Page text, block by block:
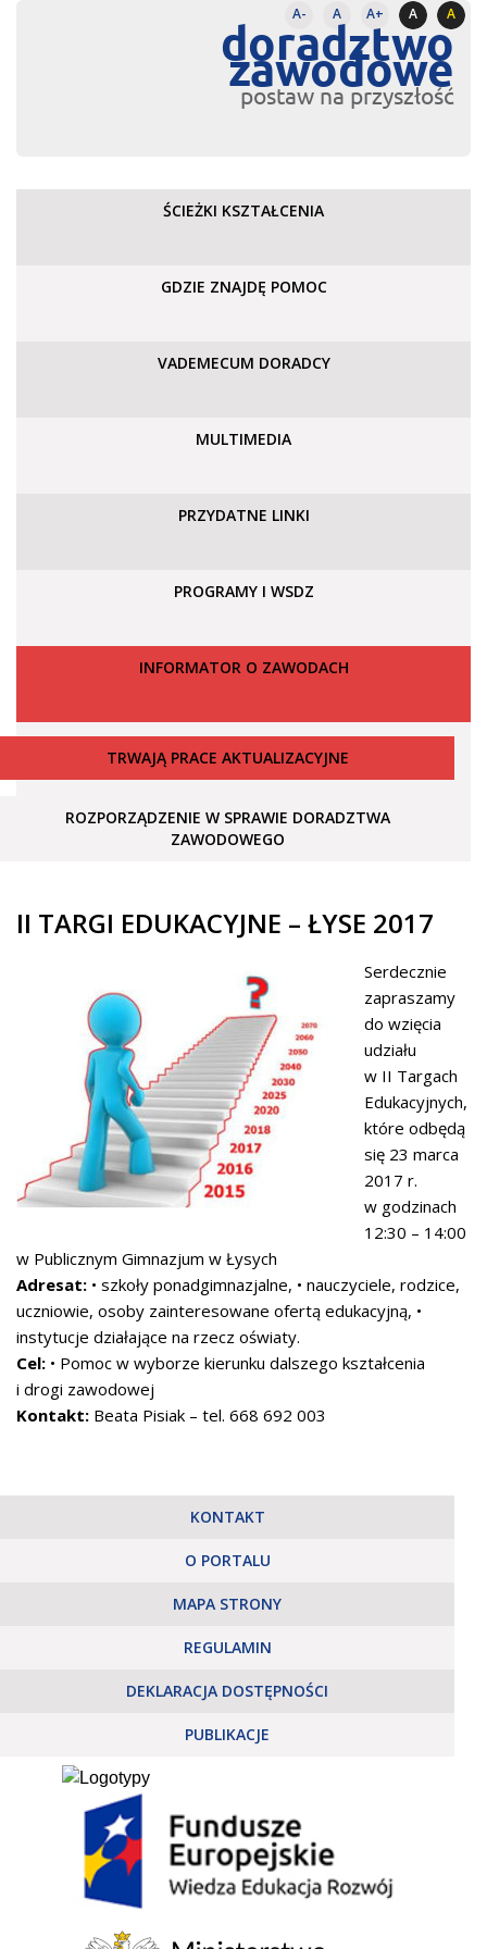
A- A A+ A A
doradztwo
zawodowe
postaw na przyszłość
ŚCIEŻKI KSZTAŁCENIA
GDZIE ZNAJDĘ POMOC
VADEMECUM DORADCY
MULTIMEDIA
PRZYDATNE LINKI
PROGRAMY I WSDZ
INFORMATOR O ZAWODACH
TRWAJĄ PRACE AKTUALIZACYJNE
ROZPORZĄDZENIE W SPRAWIE DORADZTWA
ZAWODOWEGO
II TARGI EDUKACYJNE – ŁYSE 2017
Serdecznie
zapraszamy
do wzięcia
udziału
w II Targach
Edukacyjnych,
które odbędą
się 23 marca
2017 r.
w godzinach
12:30 – 14:00
w Publicznym Gimnazjum w Łysych
Adresat: • szkoły ponadgimnazjalne, • nauczyciele, rodzice,
uczniowie, osoby zainteresowane ofertą edukacyjną, •
instytucje działające na rzecz oświaty.
Cel: • Pomoc w wyborze kierunku dalszego kształcenia
i drogi zawodowej
Kontakt: Beata Pisiak – tel. 668 692 003
KONTAKT
O PORTALU
MAPA STRONY
REGULAMIN
DEKLARACJA DOSTĘPNOŚCI
PUBLIKACJE